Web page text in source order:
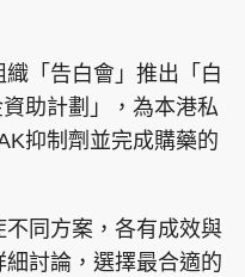
「告白會」推出「白
助計劃」，為本港私
抑制劑並完成購藥的
同方案，各有成效與
討論，選擇最合適的